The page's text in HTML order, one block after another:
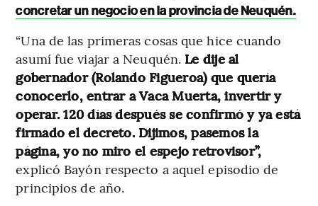
concretar un negocio en la provincia de Neuquén.
“Una de las primeras cosas que hice cuando
asumí fue viajar a Neuquén. Le dije al
gobernador (Rolando Figueroa) que quería
conocerlo, entrar a Vaca Muerta, invertir y
operar. 120 días después se confirmó y ya está
firmado el decreto. Dijimos, pasemos la
página, yo no miro el espejo retrovisor”,
explicó Bayón respecto a aquel episodio de
principios de año.